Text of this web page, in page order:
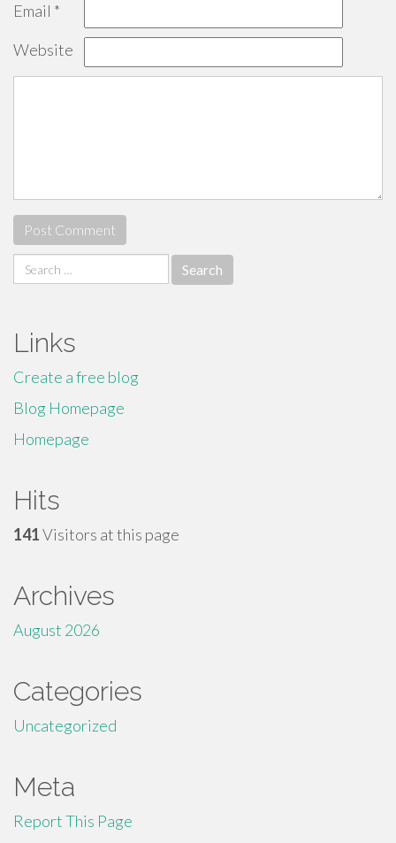
Email *
Website
Search
for:
Links
Create a free blog
Blog Homepage
Homepage
Hits
141Visitors at this page
Archives
August 2026
Categories
Uncategorized
Meta
Report This Page